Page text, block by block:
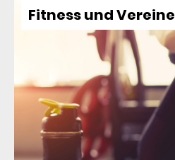
Fitness und Vereine